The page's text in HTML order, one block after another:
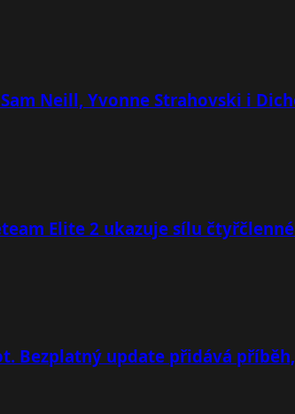
Neill, Yvonne Strahovski i
Elite 2 ukazuje sílu
Bezplatný update přidává